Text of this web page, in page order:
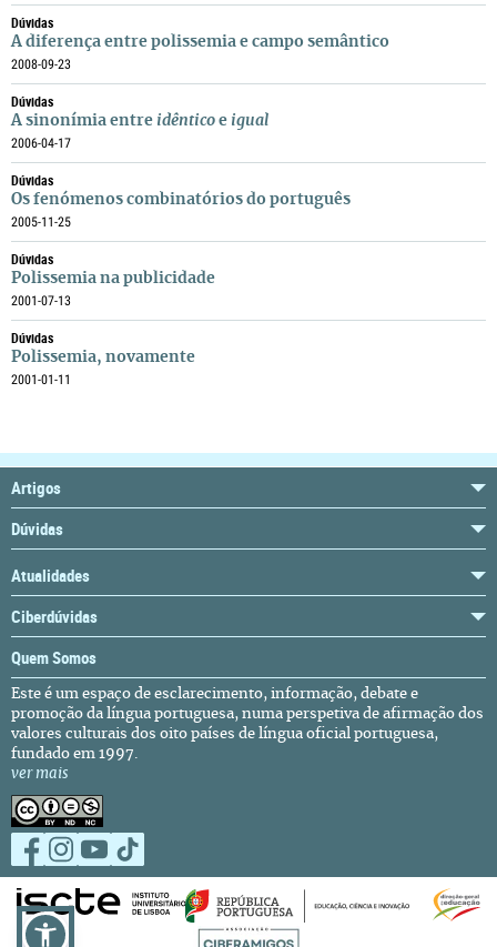
Dúvidas
A diferença entre polissemia e campo semântico
2008-09-23
Dúvidas
A sinonímia entre idêntico e igual
2006-04-17
Dúvidas
Os fenómenos combinatórios do português
2005-11-25
Dúvidas
Polissemia na publicidade
2001-07-13
Dúvidas
Polissemia, novamente
2001-01-11
Artigos
Dúvidas
Atualidades
Ciberdúvidas
Quem Somos
Este é um espaço de esclarecimento, informação, debate e
promoção da língua portuguesa, numa perspetiva de afirmação dos
valores culturais dos oito países de língua oficial portuguesa,
fundado em 1997.
ver mais